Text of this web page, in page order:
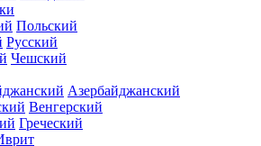
Польский
Русский
Чешский
Азербайджанский
Венгерский
Греческий